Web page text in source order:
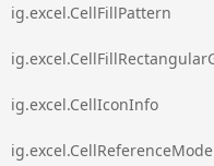
ig.excel.CellFillPattern
ig.excel.CellIconInfo
ig.excel.CellReferenceMode